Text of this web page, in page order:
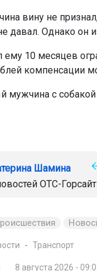
вину не
давал. Однако он
ему 10 месяцев
компенсации
мужчина с собакой
Шамина
ОТС-Горсайт
Транспорт
8 августа 2026 -